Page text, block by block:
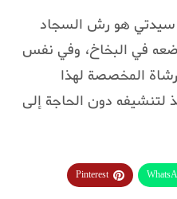
سيدتي هو رش السجاد
في البخاخ، وفي نفس
المخصصة لهذا
لتنشيفه دون الحاجة إلى
Pinterest